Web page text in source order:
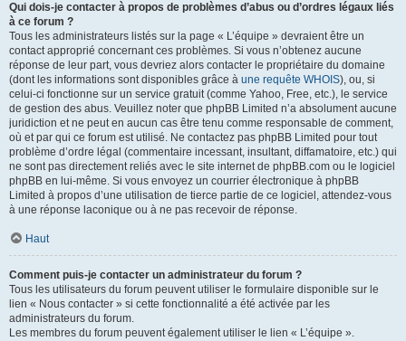
Qui dois-je contacter à propos de problèmes d’abus ou d’ordres légaux liés
à ce forum ?
Tous les administrateurs listés sur la page « L’équipe » devraient être un
contact approprié concernant ces problèmes. Si vous n’obtenez aucune
réponse de leur part, vous devriez alors contacter le propriétaire du domaine
(dont les informations sont disponibles grâce à une requête WHOIS), ou, si
celui-ci fonctionne sur un service gratuit (comme Yahoo, Free, etc.), le service
de gestion des abus. Veuillez noter que phpBB Limited n’a absolument aucune
juridiction et ne peut en aucun cas être tenu comme responsable de comment,
où et par qui ce forum est utilisé. Ne contactez pas phpBB Limited pour tout
problème d’ordre légal (commentaire incessant, insultant, diffamatoire, etc.) qui
ne sont pas directement reliés avec le site internet de phpBB.com ou le logiciel
phpBB en lui-même. Si vous envoyez un courrier électronique à phpBB
Limited à propos d’une utilisation de tierce partie de ce logiciel, attendez-vous
à une réponse laconique ou à ne pas recevoir de réponse.
Haut
Comment puis-je contacter un administrateur du forum ?
Tous les utilisateurs du forum peuvent utiliser le formulaire disponible sur le
lien « Nous contacter » si cette fonctionnalité a été activée par les
administrateurs du forum.
Les membres du forum peuvent également utiliser le lien « L’équipe ».